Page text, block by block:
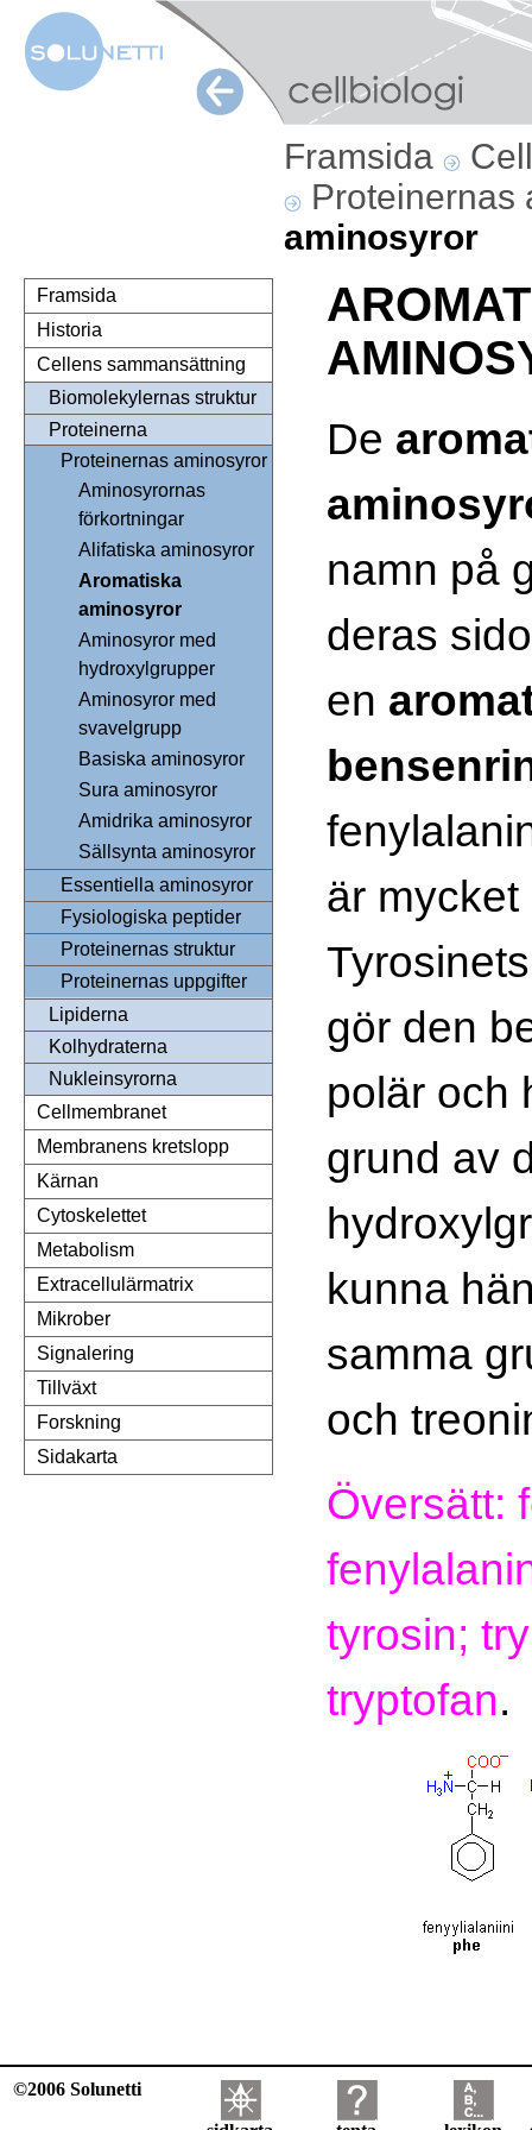
Framsida
aminosyror
Framsida
Historia
Cellens sammansättning
Biomolekylernas struktur
Proteinerna
Proteinernas aminosyror
Aminosyrornas
förkortningar
Alifatiska aminosyror
Aromatiska
aminosyror
Aminosyror med
hydroxylgrupper
Aminosyror med
svavelgrupp
Basiska aminosyror
Sura aminosyror
Amidrika aminosyror
Sällsynta aminosyror
Essentiella aminosyror
Fysiologiska peptider
Proteinernas struktur
Proteinernas uppgifter
Lipiderna
Kolhydraterna
Nukleinsyrorna
Cellmembranet
Membranens kretslopp
Kärnan
Cytoskelettet
Metabolism
Extracellulärmatrix
Mikrober
Signalering
Tillväxt
Forskning
Sidakarta
De
namn på
deras
en
är
gör den
polär och
grund av
kunna
samma
och
Översätt:
tyrosin;
tryptofan.
©2006 Solunetti